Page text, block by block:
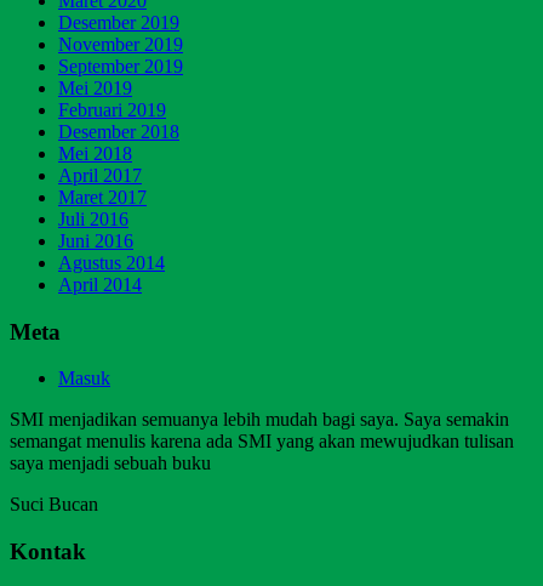
Desember 2019
November 2019
September 2019
Mei 2019
Februari 2019
Desember 2018
Mei 2018
April 2017
Maret 2017
Juli 2016
Juni 2016
Agustus 2014
April 2014
Meta
Masuk
SMI menjadikan semuanya lebih mudah bagi saya. Saya semakin
semangat menulis karena ada SMI yang akan mewujudkan tulisan
saya menjadi sebuah buku
Suci Bucan
Kontak